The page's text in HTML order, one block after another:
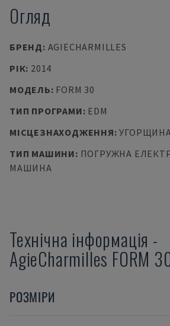
Огляд
БРЕНД: AGIECHARMILLES
РІК: 2014
МОДЕЛЬ: FORM 30
ТИП ПРОГРАМИ: EDM
МІСЦЕЗНАХОДЖЕННЯ:
ТИП МАШИНИ: ПОГРУЖНА
МАШИНА
Технічна інформація -
AgieCharmilles FORM
РОЗМІРИ